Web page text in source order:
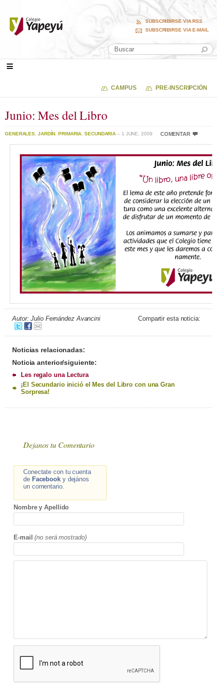
SUBSCRIBIRSE VIA RSS
SUBSCRIBIRSE VIA E-MAIL
CAMPUS PRE-INSCRIPCIÓN
Junio: Mes del Libro
GENERALES JARDÍN ,PRIMARIA ,SECUNDARIA – 1 JUNE, 2009 COMENTAR
Autor: Julio Fernández Avancini Compartir esta noticia:
Noticias relacionadas:
Noticia anterior/siguiente:
Les regalo una Lectura
¡El Secundario inició el Mes del Libro con una Gran
Sorpresa!
Dejanos tu Comentario
Conectate con tu cuenta
de Facebooky dejános
un comentario.
Nombre y Apellido
E-mail (no será mostrado)